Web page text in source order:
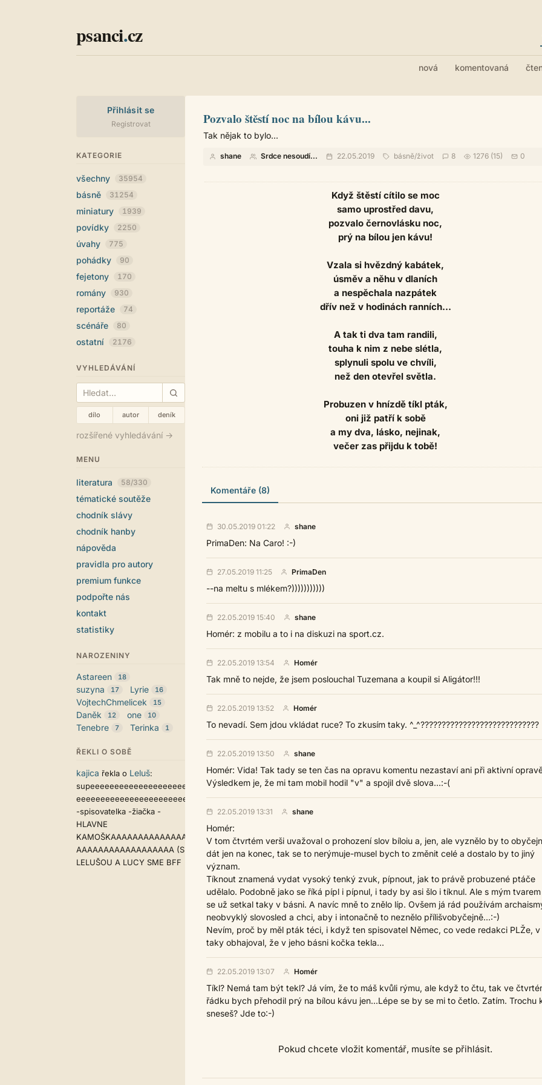
psanci.cz
nová komentovaná
Přihlásit se
Registrovat
KATEGORIE
všechny 35954
básně 31254
miniatury 1939
povídky 2250
úvahy 775
pohádky 90
fejetony 170
romány 930
reportáže 74
scénáře 80
ostatní 2176
VYHLEDÁVÁNÍ
dílo autor deník
rozšířené vyhledávání →
MENU
literatura 58/330
tématické soutěže
chodník slávy
chodník hanby
nápověda
pravidla pro autory
premium funkce
podpořte nás
kontakt
statistiky
NAROZENINY
Astareen 18
suzyna 17 Lyrie 16
VojtechChmelicek 15
Daněk 12 one 10
Tenebre 7 Terinka 1
ŘEKLI O SOBĚ
kajica řekla o Leluš:
supeeeeeeeeeeeeeeeeeeeeeeeeeee
eeeeeeeeeeeeeeeeeeeeeeeer:
-spisovatelka -žiačka -
HLAVNE
KAMOŠKAAAAAAAAAAAAAAAAAAAAAAAA
AAAAAAAAAAAAAAAAAA (S
LELUŠOU A LUCY SME BFF
Pozvalo štěstí noc na bílou kávu...
Tak nějak to bylo...
shane Srdce nesoudí... 22.05.2019 básně/život 8 1276 (15) 0
Když štěstí cítilo se moc
samo uprostřed davu,
pozvalo černovlásku noc,
prý na bílou jen kávu!
Vzala si hvězdný kabátek,
úsměv a něhu v dlaních
a nespěchala nazpátek
dřív než v hodinách ranních...
A tak ti dva tam randili,
touha k nim z nebe slétla,
splynuli spolu ve chvíli,
než den otevřel světla.
Probuzen v hnízdě tíkl pták,
oni již patří k sobě
a my dva, lásko, nejinak,
večer zas přijdu k tobě!
Komentáře (8)
30.05.2019 01:22 shane
PrimaDen: Na Caro! :-)
27.05.2019 11:25 PrimaDen
--na meltu s mlékem?)))))))))))
22.05.2019 15:40 shane
Homér: z mobilu a to i na diskuzi na sport.cz.
22.05.2019 13:54 Homér
Tak mně to nejde, že jsem poslouchal Tuzemana a koupil si Aligátor!!!
22.05.2019 13:52 Homér
To nevadí. Sem jdou vkládat ruce? To zkusím taky. ^_^????????????????????????????
22.05.2019 13:50 shane
Homér: Vida! Tak tady se ten čas na opravu komentu nezastaví ani při aktivní
Výsledkem je, že mi tam mobil hodil "v" a spojil dvě slova...:-(
22.05.2019 13:31 shane
Homér:
V tom čtvrtém verši uvažoval o prohození slov bíloiu a, jen, ale vyznělo by to
dát jen na konec, tak se to nerýmuje-musel bych to změnit celé a dostalo by to jiný
význam.
Tíknout znamená vydat vysoký tenký zvuk, pípnout, jak to právě probuzené ptáče
udělalo. Podobně jako se říká pípl i pípnul, i tady by asi šlo i tíknul. Ale s mým
se už setkal taky v básni. A navíc mně to znělo líp. Ovšem já rád používám
neobvyklý slovosled a chci, aby i intonačně to neznělo přílišvobyčejně...:-)
Nevím, proč by měl pták téci, i když ten spisovatel Němec, co vede redakci PLŽe, v
taky obhajoval, že v jeho básni kočka tekla...
22.05.2019 13:07 Homér
Tíkl? Nemá tam být tekl? Já vím, že to máš kvůli rýmu, ale když to čtu, tak ve
řádku bych přehodil prý na bílou kávu jen...Lépe se by se mi to četlo. Zatím. Trochu
sneseš? Jde to:-)
Pokud chcete vložit komentář, musíte se přihlásit.